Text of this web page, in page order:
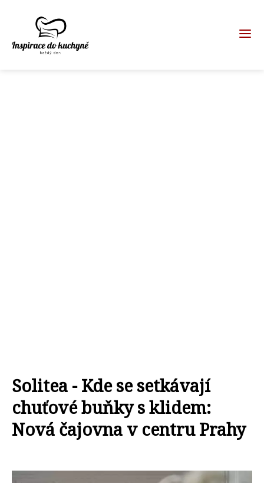
Solitea - Kde se setkávají
chuťové buňky s klidem:
Nová čajovna v centru Prahy